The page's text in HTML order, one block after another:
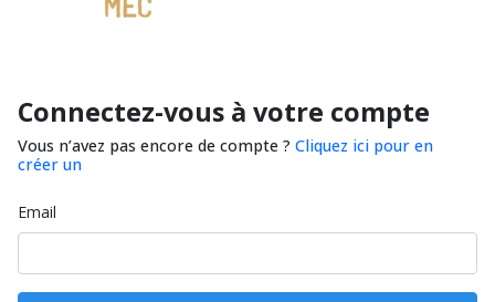
Connectez-vous à votre compte
Vous n’avez pas encore de compte ? Cliquez ici pour en
créer un
Email